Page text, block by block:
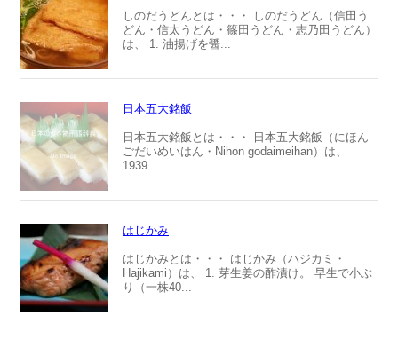
しのだうどんとは・・・ しのだうどん（信田う
どん・信太うどん・篠田うどん・志乃田うどん）
は、 1. 油揚げを醤...
日本五大銘飯
日本五大銘飯とは・・・ 日本五大銘飯（にほん
ごだいめいはん・Nihon godaimeihan）は、
1939...
はじかみ
はじかみとは・・・ はじかみ（ハジカミ・
Hajikami）は、 1. 芽生姜の酢漬け。 早生で小ぶ
り（一株40...